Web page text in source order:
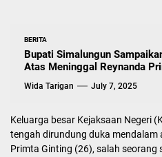
BERITA
Bupati Simalungun
Atas Meninggal Reynanda
Wida Tarigan July 7, 2025
Keluarga besar Kejaksaan Negeri
tengah dirundung duka mendalam
Primta Ginting (26), salah